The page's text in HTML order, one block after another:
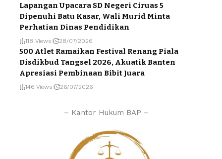
Lapangan Upacara SD Negeri Ciruas 5
Dipenuhi Batu Kasar, Wali Murid Minta
Perhatian Dinas Pendidikan
118 Views 28/07/2026
500 Atlet Ramaikan Festival Renang Piala
Disdikbud Tangsel 2026, Akuatik Banten
Apresiasi Pembinaan Bibit Juara
146 Views 26/07/2026
– Kantor Hukum BAP –